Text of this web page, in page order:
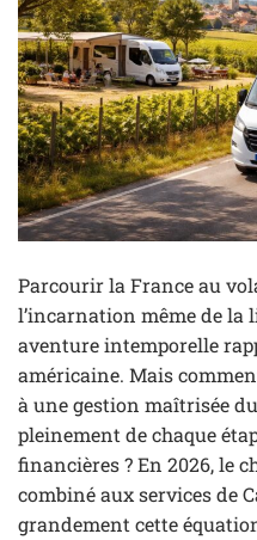
Parcourir la France au
l’incarnation même de la
aventure intemporelle
américaine. Mais
à une gestion maîtrisée
pleinement de chaque
financières ? En 2026, le
combiné aux services de
grandement cette